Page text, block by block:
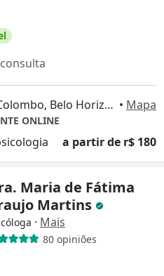
Avenida Cristóvão Colombo, Belo Horizonte • Mapa
ONLINE
a partir de r$ 180
Maria de Fátima
Martins
· Mais
80 opiniões